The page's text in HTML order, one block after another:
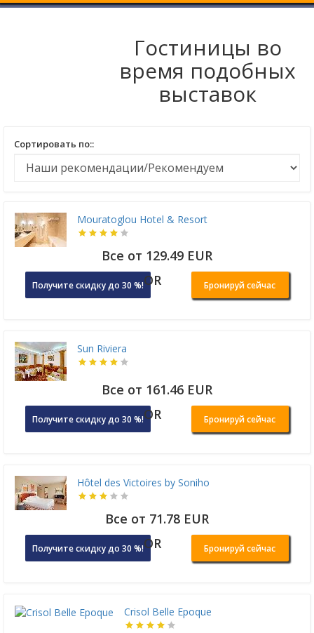
Гостиницы во
время подобных
выставок
Сортировать по::
Mouratoglou Hotel & Resort
Все от 129.49 EUR
Получите скидку до 30 %!OR Бронируй сейчас
Sun Riviera
Все от 161.46 EUR
Получите скидку до 30 %!OR Бронируй сейчас
Hôtel des Victoires by Soniho
Все от 71.78 EUR
Получите скидку до 30 %!OR Бронируй сейчас
Crisol Belle Epoque